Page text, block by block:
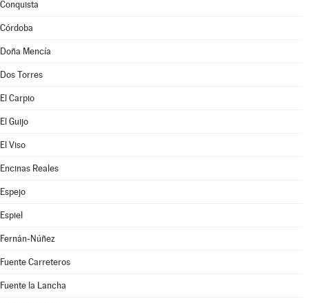
Conquista
Córdoba
Doña Mencía
Dos Torres
El Carpio
El Guijo
El Viso
Encinas Reales
Espejo
Espiel
Fernán-Núñez
Fuente Carreteros
Fuente la Lancha